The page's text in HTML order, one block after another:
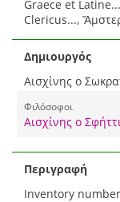
Graece et
Clericus...,
Δημιουργός
Αισχίνης ο
Φιλόσοφοι
Αισχίνης ο
Περιγραφή
Inventory number